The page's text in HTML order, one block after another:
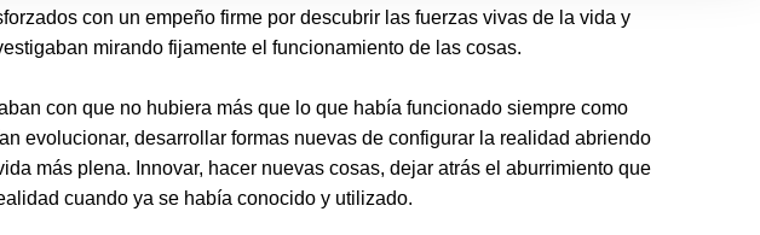
con un empeño firme por descubrir las fuerzas vivas de la vida y
mirando fijamente el funcionamiento de las cosas.
con que no hubiera más que lo que había funcionado siempre como
evolucionar, desarrollar formas nuevas de configurar la realidad abriendo
más plena. Innovar, hacer nuevas cosas, dejar atrás el aburrimiento que
cuando ya se había conocido y utilizado.